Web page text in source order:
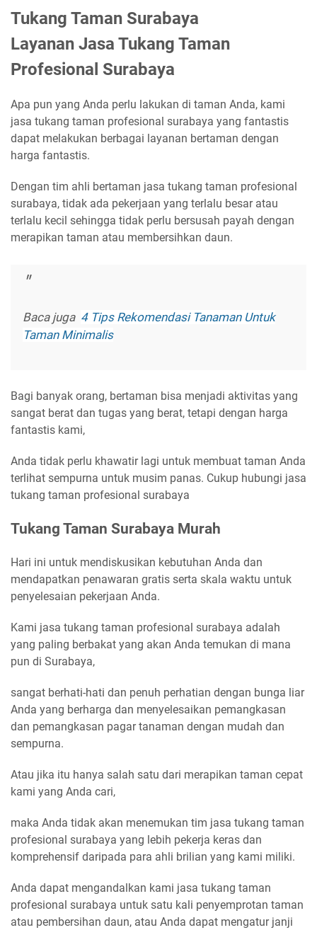
Tukang Taman Surabaya
Layanan Jasa Tukang Taman
Profesional Surabaya
Apa pun yang Anda perlu lakukan di taman Anda, kami
jasa tukang taman profesional surabaya yang fantastis
dapat melakukan berbagai layanan bertaman dengan
harga fantastis.
Dengan tim ahli bertaman jasa tukang taman profesional
surabaya, tidak ada pekerjaan yang terlalu besar atau
terlalu kecil sehingga tidak perlu bersusah payah dengan
merapikan taman atau membersihkan daun.
Baca juga 4 Tips Rekomendasi Tanaman Untuk
Taman Minimalis
Bagi banyak orang, bertaman bisa menjadi aktivitas yang
sangat berat dan tugas yang berat, tetapi dengan harga
fantastis kami,
Anda tidak perlu khawatir lagi untuk membuat taman Anda
terlihat sempurna untuk musim panas. Cukup hubungi jasa
tukang taman profesional surabaya
Tukang Taman Surabaya Murah
Hari ini untuk mendiskusikan kebutuhan Anda dan
mendapatkan penawaran gratis serta skala waktu untuk
penyelesaian pekerjaan Anda.
Kami jasa tukang taman profesional surabaya adalah
yang paling berbakat yang akan Anda temukan di mana
pun di Surabaya,
sangat berhati-hati dan penuh perhatian dengan bunga liar
Anda yang berharga dan menyelesaikan pemangkasan
dan pemangkasan pagar tanaman dengan mudah dan
sempurna.
Atau jika itu hanya salah satu dari merapikan taman cepat
kami yang Anda cari,
maka Anda tidak akan menemukan tim jasa tukang taman
profesional surabaya yang lebih pekerja keras dan
komprehensif daripada para ahli brilian yang kami miliki.
Anda dapat mengandalkan kami jasa tukang taman
profesional surabaya untuk satu kali penyemprotan taman
atau pembersihan daun, atau Anda dapat mengatur janji